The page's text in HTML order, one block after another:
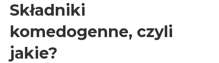
Składniki
komedogenne, czyli
jakie?